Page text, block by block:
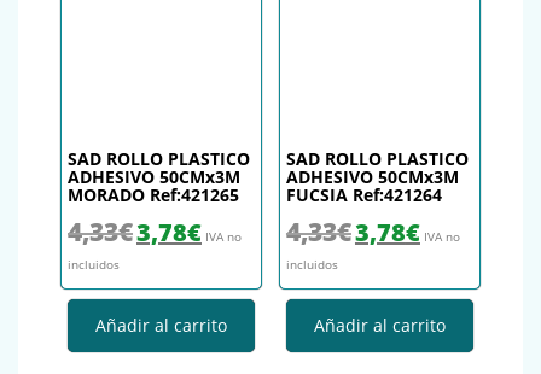
SAD ROLLO PLASTICO
ADHESIVO 50CMx3M
MORADO Ref:421265
4,33€ El precio original era: 4,33€.
3,78€El precio actual es: 3,78€.
IVA no
incluidos
Añadir al carrito
SAD ROLLO PLASTICO
ADHESIVO 50CMx3M
FUCSIA Ref:421264
4,33€ El precio original era: 4,33€.
3,78€El precio actual
IVA no
incluidos
Añadir al carrito